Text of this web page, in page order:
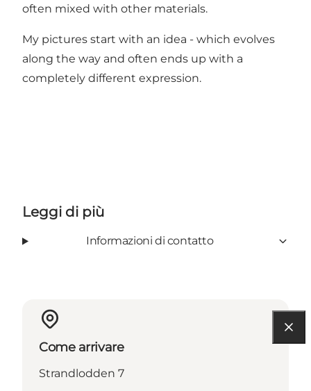
often mixed with other materials.
My pictures start with an idea - which evolves
along the way and often ends up with a
completely different expression.
Leggi di più
Informazioni di contatto
Come arrivare
Strandlodden 7